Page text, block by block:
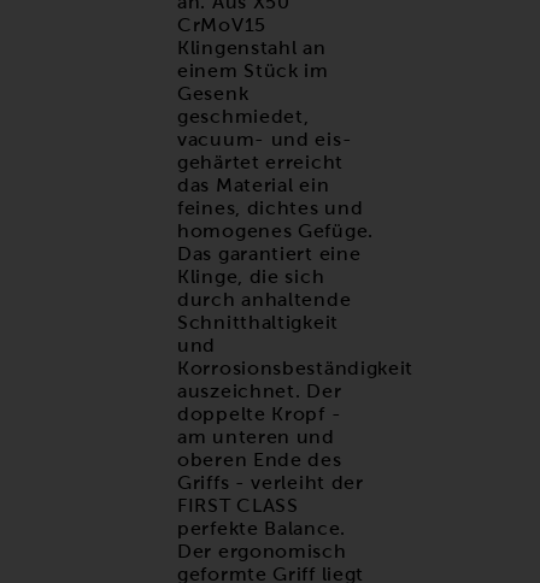
CrMoV15
Klingenstahl an
einem Stück im
Gesenk
geschmiedet,
vacuum- und eis-
gehärtet erreicht
das Material ein
feines, dichtes und
homogenes Gefüge.
Das garantiert eine
Klinge, die sich
durch anhaltende
Schnitthaltigkeit
und
Korrosionsbeständigkeit
auszeichnet. Der
doppelte Kropf -
am unteren und
oberen Ende des
Griffs - verleiht der
FIRST CLASS
perfekte Balance.
Der ergonomisch
geformte Griff liegt